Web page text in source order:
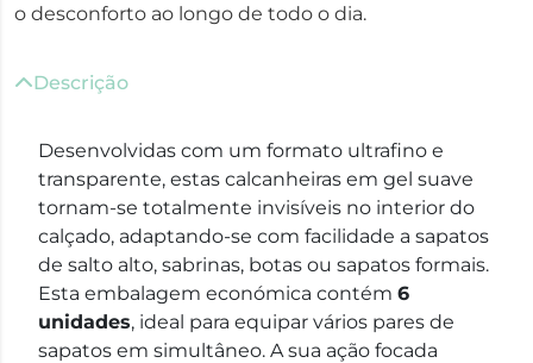
o desconforto ao longo de todo o dia.
Descrição
Desenvolvidas com um formato ultrafino e
transparente, estas calcanheiras em gel suave
tornam-se totalmente invisíveis no interior do
calçado, adaptando-se com facilidade a sapatos
de salto alto, sabrinas, botas ou sapatos formais.
Esta embalagem económica contém 6
unidades, ideal para equipar vários pares de
sapatos em simultâneo. A sua ação focada